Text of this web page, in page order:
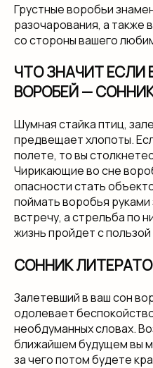
Грустные воробьи
разочарования, а также
со стороны вашего
ЧТО ЗНАЧИТ
ВОРОБЕЙ —
Шумная стайка птиц,
предвещает хлопоты.
полете, то вы
Чирикающие во сне
опасности стать
поймать воробья
встречу, а стрельба по
жизнь пройдет с пользой
СОННИК
Залетевший в ваш сон
одолевает
необдуманных словах.
ближайшем будущем вы
за чего потом будете